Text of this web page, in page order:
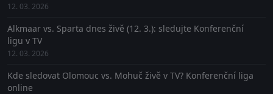
12. 03. 2026
Alkmaar vs. Sparta dnes živě (12. 3.): sledujte Konferenční
ligu v TV
12. 03. 2026
Kde sledovat Olomouc vs. Mohuč živě v TV? Konferenční liga
online